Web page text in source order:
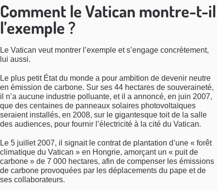
Comment le Vatican montre-t-il
l’exemple ?
Le Vatican veut montrer l’exemple et s’engage concrètement,
lui aussi.
Le plus petit État du monde a pour ambition de devenir neutre
en émission de carbone. Sur ses 44 hectares de souveraineté,
il n’a aucune industrie polluante, et il a annoncé, en juin 2007,
que des centaines de panneaux solaires photovoltaïques
seraient installés, en 2008, sur le gigantesque toit de la salle
des audiences, pour fournir l’électricité à la cité du Vatican.
Le 5 juillet 2007, il signait le contrat de plantation d’une « forêt
climatique du Vatican » en Hongrie, amorçant un « puit de
carbone » de 7 000 hectares, afin de compenser les émissions
de carbone provoquées par les déplacements du pape et de
ses collaborateurs.